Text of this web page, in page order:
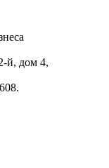
й, дом 4,